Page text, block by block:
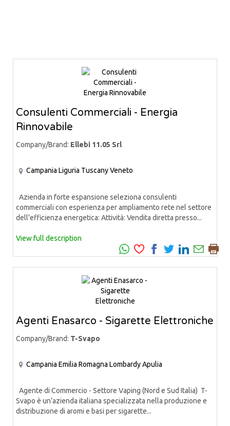
Consulenti Commerciali - Energia
Rinnovabile
Company/Brand: Ellebi 11.05 Srl
Campania Liguria TuscanyVeneto
Azienda in forte espansione seleziona consulenti
commerciali con esperienza per ampliamento rete nel settore
dell'efficienza energetica: Attività: Vendita diretta presso...
View full description
Agenti Enasarco - Sigarette Elettroniche
Company/Brand: T-Svapo
Campania Emilia Romagna LombardyApulia
Agente di Commercio - Settore Vaping (Nord e Sud Italia) T-
Svapo è un’azienda italiana specializzata nella produzione e
distribuzione di aromi e basi per sigarette...